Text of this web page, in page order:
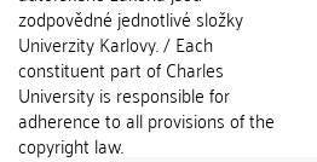
zodpovědné jednotlivé složky
Univerzity Karlovy. / Each
constituent part of Charles
University is responsible for
adherence to all provisions of the
copyright law.